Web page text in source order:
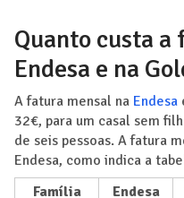
Quanto custa a
Endesa e na
A fatura mensal na Endesa
32€, para um casal sem
de seis pessoas. A fatura
Endesa, como indica a
Família
Endesa